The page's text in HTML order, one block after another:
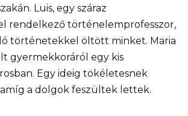
Luis, egy száraz
rendelkező történelemprofesszor,
történetekkel öltött minket. Maria
gyermekkoráról egy kis
Egy ideig tökéletesnek
a dolgok feszültek lettek.